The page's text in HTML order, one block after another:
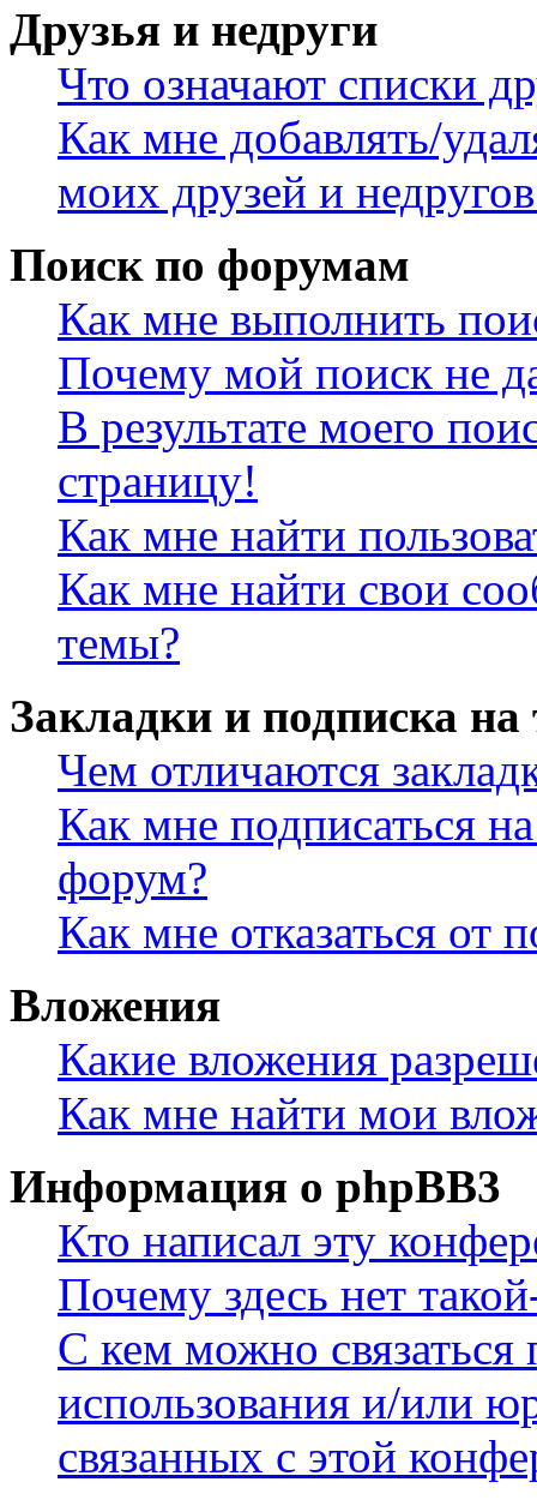
Друзья и недруги
Что означают списки
Как мне добавлять/
моих друзей и
Поиск по форумам
Как мне выполнить
Почему мой поиск не
В результате моего
страницу!
Как мне найти
Как мне найти свои
темы?
Закладки и подписка
Чем отличаются
Как мне подписаться
форум?
Как мне отказаться от
Вложения
Какие вложения
Как мне найти мои
Информация о phpBB3
Кто написал эту
Почему здесь нет
С кем можно связаться
использования и/или
связанных с этой